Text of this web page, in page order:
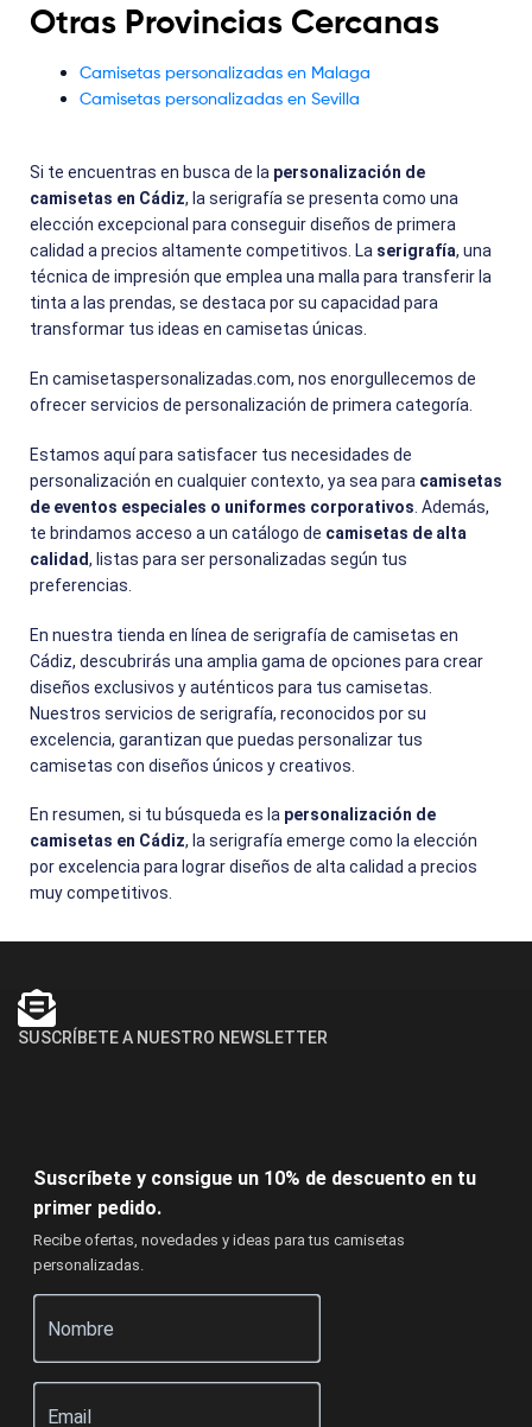
Otras Provincias Cercanas
Camisetas personalizadas en Malaga
Camisetas personalizadas en Sevilla
Si te encuentras en busca de la personalización de
camisetas en Cádiz, la serigrafía se presenta como una
elección excepcional para conseguir diseños de primera
calidad a precios altamente competitivos. La serigrafía, una
técnica de impresión que emplea una malla para transferir la
tinta a las prendas, se destaca por su capacidad para
transformar tus ideas en camisetas únicas.
En camisetaspersonalizadas.com, nos enorgullecemos de
ofrecer servicios de personalización de primera categoría.
Estamos aquí para satisfacer tus necesidades de
personalización en cualquier contexto, ya sea para camisetas
de eventos especiales o uniformes corporativos . Además,
te brindamos acceso a un catálogo de camisetas de alta
calidad, listas para ser personalizadas según tus
preferencias.
En nuestra tienda en línea de serigrafía de camisetas en
Cádiz, descubrirás una amplia gama de opciones para crear
diseños exclusivos y auténticos para tus camisetas.
Nuestros servicios de serigrafía, reconocidos por su
excelencia, garantizan que puedas personalizar tus
camisetas con diseños únicos y creativos.
En resumen, si tu búsqueda es la personalización de
camisetas en Cádiz, la serigrafía emerge como la elección
por excelencia para lograr diseños de alta calidad a precios
muy competitivos.
SUSCRÍBETE A NUESTRO NEWSLETTER
Suscríbete y consigue un 10% de descuento en tu
primer pedido.
Recibe ofertas, novedades y ideas para tus camisetas
personalizadas.